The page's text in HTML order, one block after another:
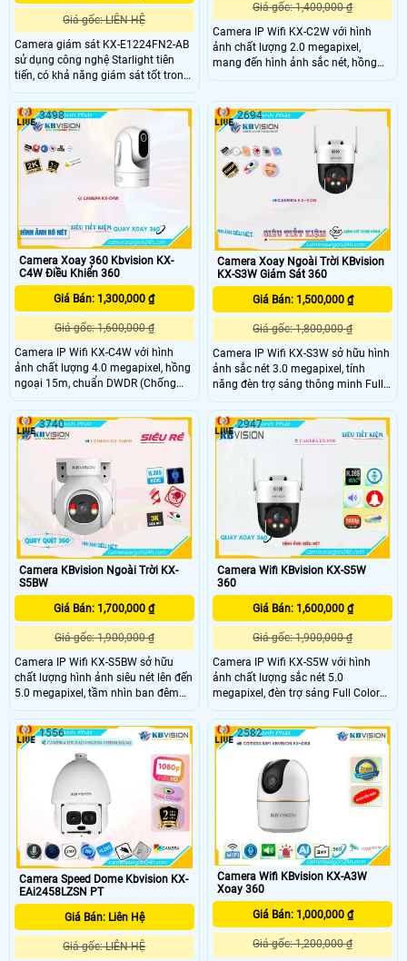
Giá gốc: LIÊN HỆ
Camera giám sát KX-E1224FN2-AB
sử dụng công nghệ Starlight tiên
tiến, có khả năng giám sát tốt trong
môi trường thiếu ánh sáng. Với độ
phân giải HD IP, sản phẩm này
mang lại hình ảnh chất lượng cao,
dễ dàng lắp đặt và sử dụng
Giá gốc: 1,400,000 ₫
Camera IP Wifi KX-C2W với hình
ảnh chất lượng 2.0 megapixel,
mang đến hình ảnh sắc nét, hồng
ngoại 15m, khả năng quay xoay
chuyển động. .
Camera Xoay 360 Kbvision KX-
C4W Điều Khiển 360
Giá Bán: 1,300,000 ₫
Giá gốc: 1,600,000 ₫
Camera IP Wifi KX-C4W với hình
ảnh chất lượng 4.0 megapixel, hồng
ngoại 15m, chuẩn DWDR (Chống
Ngược Sáng), khả năng xoay 360
độ, âm thanh và loa. Ưu điểm lớn
nhất của camera phải kể đến là tính
năng IP Wifi kết nối nhanh chóng và
tạo tên miền giúp camera dễ dàng
lắp đặt và sử dụng nhanh chỉ bằng
vài thao tác đơn giản.
3498
Camera Xoay Ngoài Trời KBvision
KX-S3W Giám Sát 360
Giá Bán: 1,500,000 ₫
Giá gốc: 1,800,000 ₫
Camera IP Wifi KX-S3W sở hữu hình
ảnh sắc nét 3.0 megapixel, tính
năng đèn trợ sáng thông minh Full
Color 30m, khả năng chống ngược
sáng DWDR cùng khả năng quay
xoay 360 độ và chuẩn IP67 giúp
cho camera có thể lắp đặt được ở
những vị trí ngoài trời hoặc bụi bẩn
hay nhiệt độ cao mà vẫn bảo đảm
được độ bền cho camera.
2694
Camera KBvision Ngoài Trời KX-
S5BW
Giá Bán: 1,700,000 ₫
Giá gốc: 1,900,000 ₫
Camera IP Wifi KX-S5BW sở hữu
chất lượng hình ảnh siêu nét lên đến
5.0 megapixel, tầm nhìn ban đêm
với đèn trợ sáng Full Color 30m,
công nghệ chống ngược sáng
DWDR, khả năng quay xoay 360 và
chống nước IP67 giúp camera luôn
thu được hình ảnh sắc nét kể cả
trong điều kiện thiếu sáng và thời
tiết nắng mưa.
3740
Camera Wifi KBvision KX-S5W
360
Giá Bán: 1,600,000 ₫
Giá gốc: 1,900,000 ₫
Camera IP Wifi KX-S5W với hình
ảnh chất lượng sắc nét 5.0
megapixel, đèn trợ sáng Full Color
30m, khả năng xoay 360 độ, thu âm
và âm thanh. .
2947
Camera Speed Dome Kbvision KX-
EAi2458LZSN PT
Giá Bán: Liên Hệ
Giá gốc: LIÊN HỆ
1556
Camera Wifi KBvision KX-A3W
Xoay 360
Giá Bán: 1,000,000 ₫
Giá gốc: 1,200,000 ₫
2582